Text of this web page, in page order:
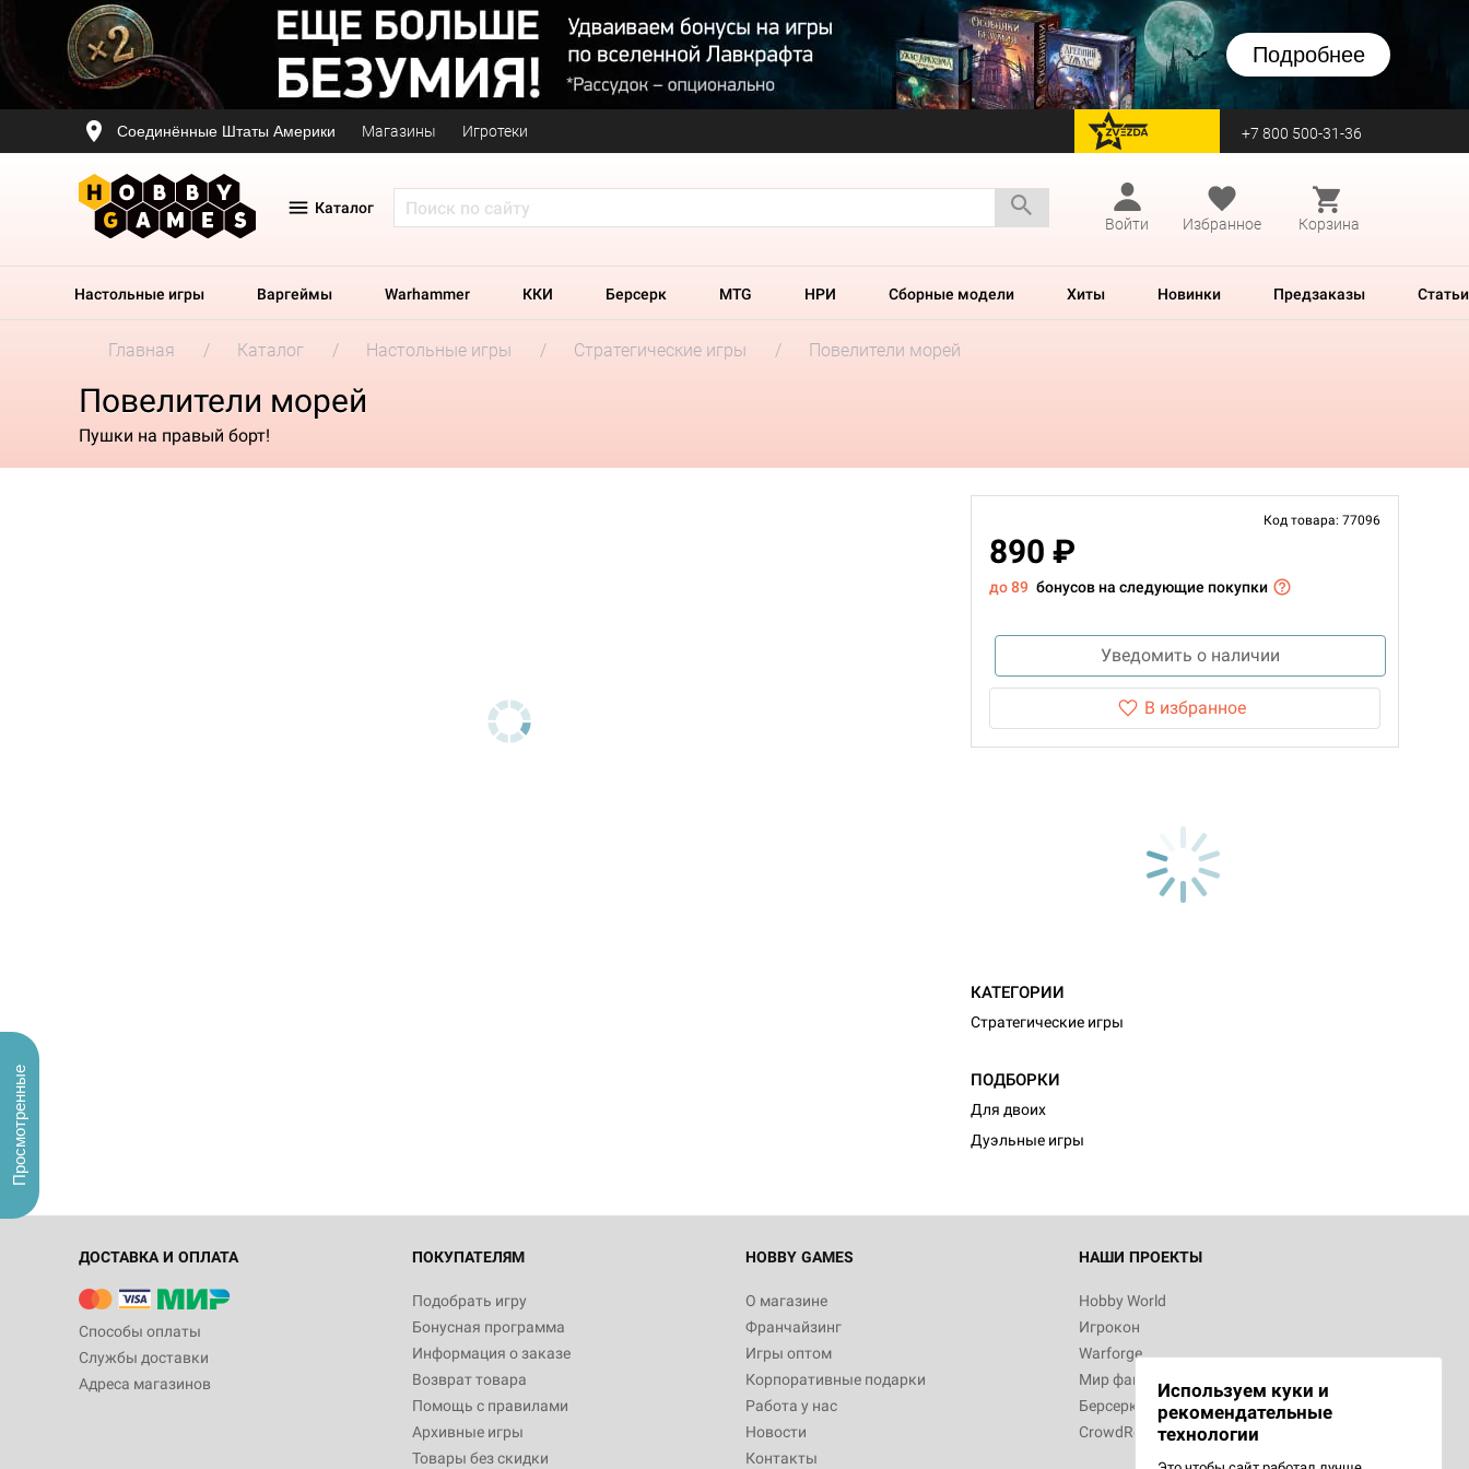
Подробнее
Соединённые Штаты Америки Магазины Игротеки перейти на Zvezda +7 800 500-31-36
Каталог
Войти
Избранное Корзина
Настольные игры Варгеймы Warhammer ККИ Берсерк MTG НРИ Сборные модели Хиты Новинки Предзаказы Статьи
Главная Каталог Настольные игры Стратегические игры Повелители морей
Повелители морей
Пушки на правый борт!
Код товара: 77096
890 ₽
до 89 бонусов на следующие покупки
Уведомить о наличии
В избранное
КАТЕГОРИИ
Стратегические игры
ПОДБОРКИ
Для двоих
Дуэльные игры
ДОСТАВКА И ОПЛАТА
Способы оплаты
Службы доставки
Адреса магазинов
ПОКУПАТЕЛЯМ
Подобрать игру
Бонусная программа
Информация о заказе
Возврат товара
Помощь с правилами
Архивные игры
Товары без скидки
HOBBY GAMES
О магазине
Франчайзинг
Игры оптом
Корпоративные подарки
Работа у нас
Новости
Контакты
НАШИ ПРОЕКТЫ
Hobby World
Игрокон
Warforge
Мир фантастики
Берсерк
CrowdRepublic
Используем куки и
рекомендательные
технологии
Просмотренные
Белая смерть
12 990
Настольная игра Hobby World Ужас
3 490